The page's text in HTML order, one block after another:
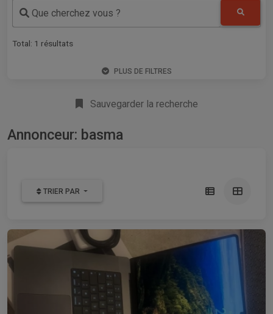
Que cherchez vous ?
Total: 1 résultats
PLUS DE FILTRES
Sauvegarder la recherche
Annonceur: basma
TRIER PAR